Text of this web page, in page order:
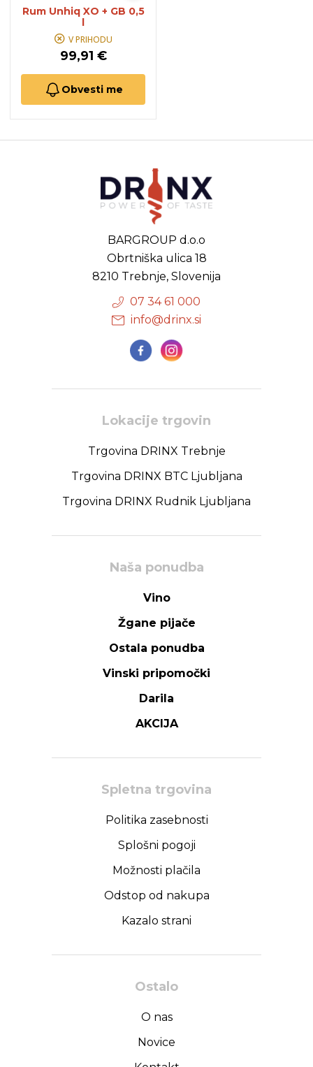
Rum Unhiq XO + GB 0,5
l
V PRIHODU
99,91 €
Obvesti me
BARGROUP d.o.o
Obrtniška ulica 18
8210 Trebnje, Slovenija
07 34 61 000
info@drinx.si
Lokacije trgovin
Trgovina DRINX Trebnje
Trgovina DRINX BTC Ljubljana
Trgovina DRINX Rudnik Ljubljana
Naša ponudba
Vino
Žgane pijače
Ostala ponudba
Vinski pripomočki
Darila
AKCIJA
Spletna trgovina
Politika zasebnosti
Splošni pogoji
Možnosti plačila
Odstop od nakupa
Kazalo strani
Ostalo
O nas
Novice